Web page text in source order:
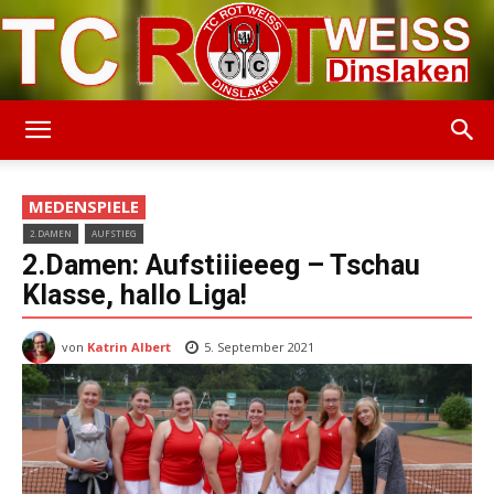
Weiss
Dinslaken
MEDENSPIELE
2.DAMEN AUFSTIEG
2.Damen: Aufstiiieeeg – Tschau
Klasse, hallo Liga!
von Katrin Albert 5. September 2021